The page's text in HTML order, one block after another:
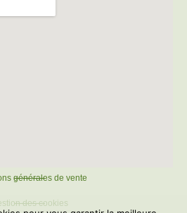
générales de vente
des cookies